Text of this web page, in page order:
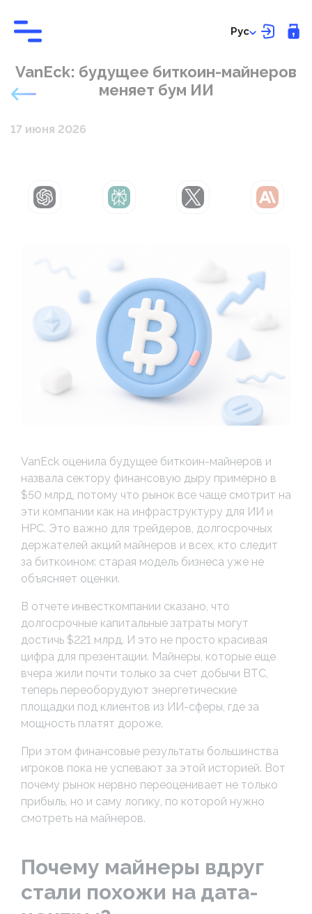
Рус
VanEck: будущее биткоин-майнеров
меняет бум ИИ
17 июня 2026
ChatGPT Perplexity Grok Claude
VanEck оценила будущее биткоин-майнеров и
назвала сектору финансовую дыру примерно в
$50 млрд, потому что рынок все чаще смотрит на
эти компании как на инфраструктуру для ИИ и
HPC. Это важно для трейдеров, долгосрочных
держателей акций майнеров и всех, кто следит
за биткоином: старая модель бизнеса уже не
объясняет оценки.
В отчете инвесткомпании сказано, что
долгосрочные капитальные затраты могут
достичь $221 млрд. И это не просто красивая
цифра для презентации. Майнеры, которые еще
вчера жили почти только за счет добычи BTC,
теперь переоборудуют энергетические
площадки под клиентов из ИИ-сферы, где за
мощность платят дороже.
При этом финансовые результаты большинства
игроков пока не успевают за этой историей. Вот
почему рынок нервно переоценивает не только
прибыль, но и саму логику, по которой нужно
смотреть на майнеров.
Почему майнеры вдруг
стали похожи на дата-